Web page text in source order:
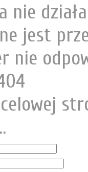
nie działa
jest
nie